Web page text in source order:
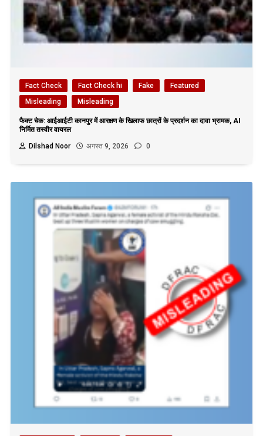
Fact Check Fact Check hi Fake
Featured
Misleading
Misleading
फैक्ट चेक: आईआईटी कानपुर में आरक्षण के खिलाफ छात्रों के प्रदर्शन का दावा भ्रामक, AI
निर्मित तस्वीर वायरल
Dilshad Noor
अगस्त 9, 2026 0